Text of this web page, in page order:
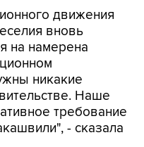
на намерена
никакие
Наше
требование
- сказала